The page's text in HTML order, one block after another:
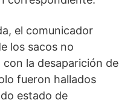
el comunicador
los sacos no
la desaparición de
fueron hallados
estado de